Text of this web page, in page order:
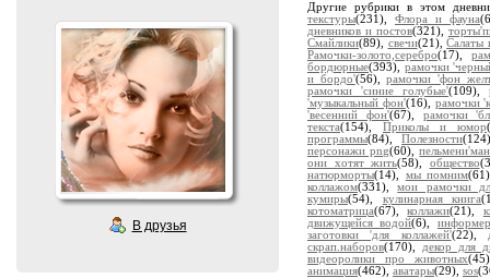
В друзья
Другие рубрики в этом
текстуры(231), Флора и фауна
дневников и постов(321),
Смайлики(89), свечи(21),Салаты
Рамочки-золото,серебро(17),
бордюрные(393), рамочки
и бордо'(56),рамочки 'фон
рамочки 'синие голубые'(109),
'музыкальный фон'(16), рамочки
'весенний фон'(67), рамочки
текста(154), Приколы и юмор
программы(84),Полезности
персонажи png(60),
они хотят жить(58), общество
натюрморты(14), мы помним
коллажом(331),мои рамочки
кумиры(54), кулинарная книга
котоматрица(67),коллажи(21),
движущейся водой(6),
заготовки 'для коллажей'(22),
скрап.наборов(170), декор для
видеоролики про животных
анимация(462), аватары(29), sos